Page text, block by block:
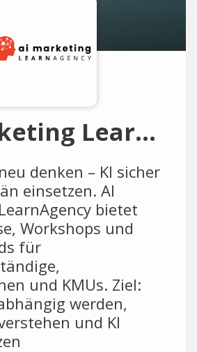
AI Marketing LearnAgency
denken – KI sicher
einsetzen. AI
bietet
Workshops und
für
und KMUs. Ziel:
werden,
und KI